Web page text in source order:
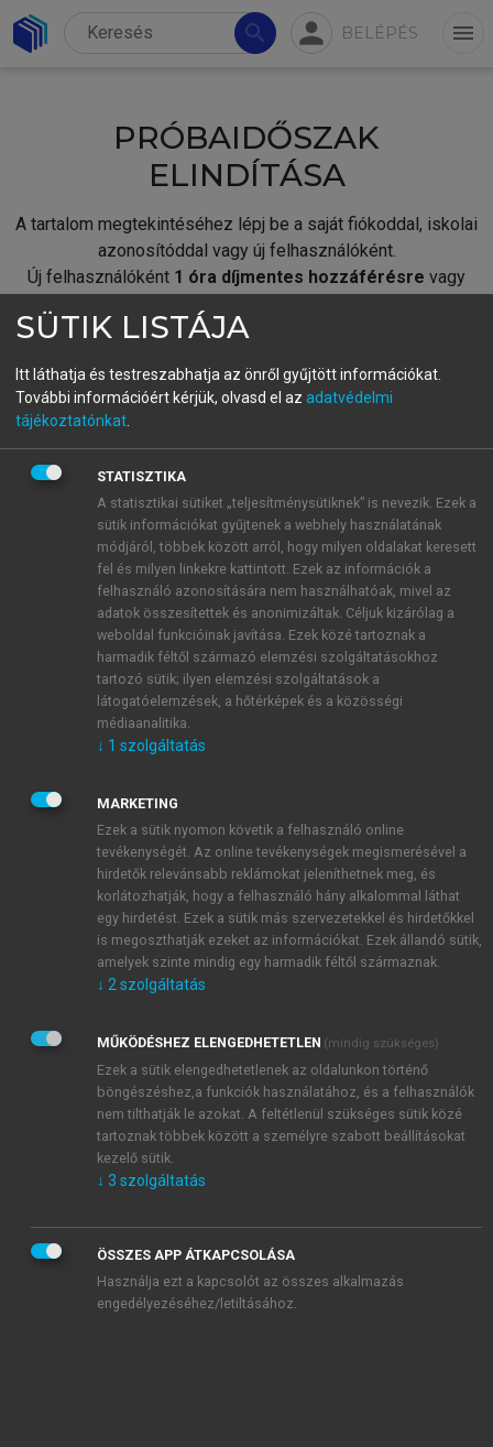
search person BELÉPÉS menu
PRÓBAIDŐSZAK
ELINDÍTÁSA
A tartalom megtekintéséhez lépj be a saját fiókoddal, iskolai
azonosítóddal vagy új felhasználóként.
Új felhasználóként 1 óra díjmentes hozzáférésre vagy
fiókoddal,vagy hozz létre új fiókot.
A regisztráció után apróbaidőszakautomatikusan
BELÉPÉS SAJÁT FIÓKKAL
ÚJ FIÓK LÉTREHOZÁSA
1 óra díjmentes hozzáférés
E-MAIL-CÍM
JELSZÓ
JELSZÓ ÚJRA
Kérek értesítést a MeRSZ újdonságairól, akcióiról.
Kérek értesítést az Akadémiai Kiadó Zrt. újdonságairól,
Adatkezelési tájékoztatóbanfoglaltakat tudomásul
veszem és elfogadom.
Általános vásárlási feltételeket, valamint a szotar.netés a
mersz.huoldalak licencszerződéseiben foglaltakat
tudomásul veszem és elfogadom.
KIPRÓBÁLOM
SÜTIK LISTÁJA
Itt láthatja és testreszabhatja az önről gyűjtött információkat.
További információért kérjük, olvasd el az adatvédelmi
tájékoztatónkat
STATISZTIKA
A statisztikai sütiket „teljesítménysütiknek” is nevezik. Ezek a
sütik információkat gyűjtenek a webhely használatának
módjáról, többek között arról, hogy milyen oldalakat keresett
fel és milyen linkekre kattintott. Ezek az információk a
felhasználó azonosítására nem használhatóak, mivel az
adatok összesítettek és anonimizáltak. Céljuk kizárólag a
weboldal funkcióinak javítása. Ezek közé tartoznak a
harmadik féltől származó elemzési szolgáltatásokhoz
tartozó sütik; ilyen elemzési szolgáltatások a
látogatóelemzések, a hőtérképek és a közösségi
médiaanalitika.
↓ 1 szolgáltatás
MARKETING
Ezek a sütik nyomon követik a felhasználó online
tevékenységét. Az online tevékenységek megismerésével a
hirdetők relevánsabb reklámokat jeleníthetnek meg, és
korlátozhatják, hogy a felhasználó hány alkalommal láthat
egy hirdetést. Ezek a sütik más szervezetekkel és hirdetőkkel
is megoszthatják ezeket az információkat. Ezek állandó sütik,
amelyek szinte mindig egy harmadik féltől származnak.
↓ 2 szolgáltatás
MŰKÖDÉSHEZ ELENGEDHETETLEN (mindig szükséges)
Ezek a sütik elengedhetetlenek az oldalunkon történő
böngészéshez,a funkciók használatához, és a felhasználók
nem tilthatják le azokat. A feltétlenül szükséges sütik közé
tartoznak többek között a személyre szabott beállításokat
kezelő sütik.
↓ 3 szolgáltatás
ÖSSZES APP ÁTKAPCSOLÁSA
Használja ezt a kapcsolót az összes alkalmazás
engedélyezéséhez/letiltásához.